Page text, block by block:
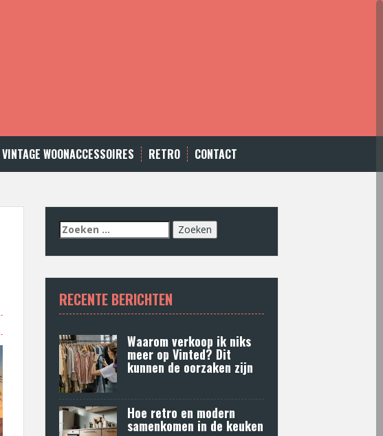
VINTAGE WOONACCESSOIRES RETRO CONTACT
Zoeken
naar:
RECENTE BERICHTEN
Waarom verkoop ik niks
meer op Vinted? Dit
kunnen de oorzaken zijn
Hoe retro en modern
samenkomen in de keuken